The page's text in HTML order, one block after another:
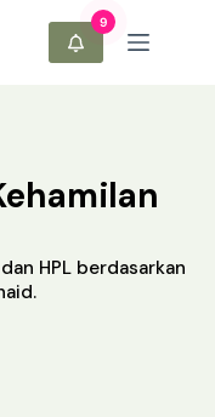
HPL berdasarkan